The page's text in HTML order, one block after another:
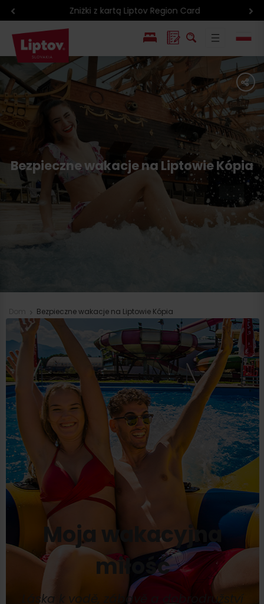
Zniżki z kartą Liptov Region Card
EN
SK
share
Bezpieczne wakacje na Liptowie Kópia
Bezpieczne wakacje na Liptowie Kópia
Moja wakacyjna
miłość
Láska k vodě, zábavě a dobrodružství